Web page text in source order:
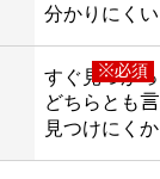
分かりにくい
※必須
すぐ見つか
どちらとも
見つけにく